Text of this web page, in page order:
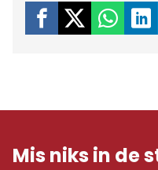
Mis niks in de